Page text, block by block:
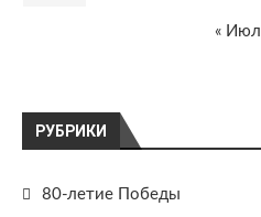
РУБРИКИ
80-летие Победы
« Июл